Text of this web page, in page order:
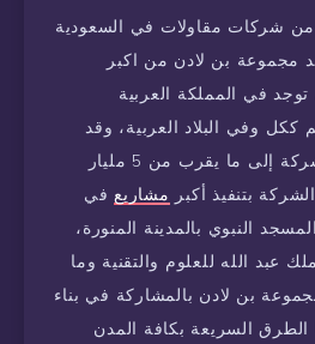
من شركات مقاولات في السعودية
مجموعة بن لادن من اكبر
في المملكة العربية
ككل وفي البلاد العربية، وقد
وصلت إيرادات هذه الشركة إلى ما يقرب من 5 مليار
بتنفيذ أكبر مشاريع في
النبوي بالمدينة المنورة،
عبد الله للعلوم والتقنية وما
بن لادن بالمشاركة في بناء
السريعة بكافة المدن